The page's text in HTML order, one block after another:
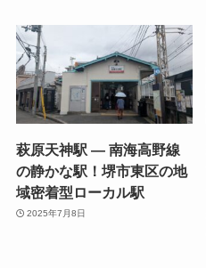
萩原天神駅 — 南海高野線
の静かな駅！堺市東区の地
域密着型ローカル駅
2025年7月8日